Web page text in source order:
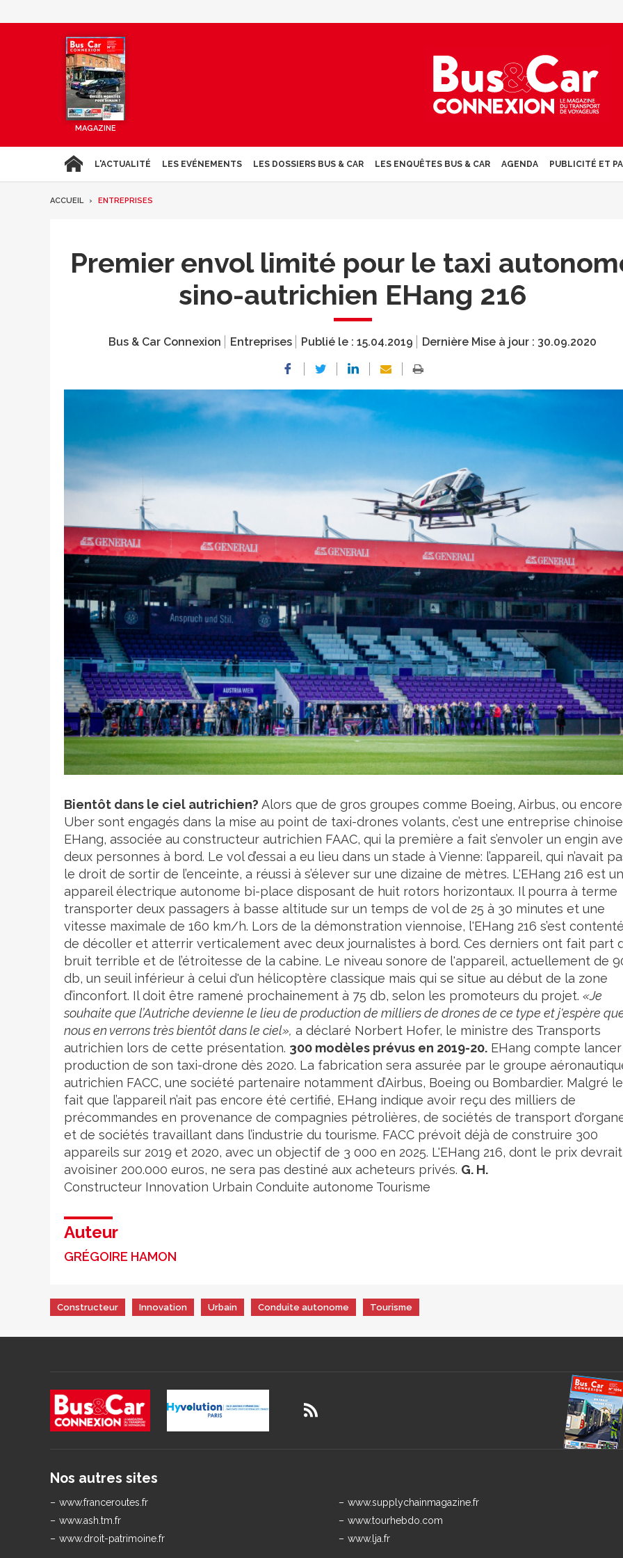
MAGAZINE
L'ACTUALITÉ LES EVÉNEMENTS LES DOSSIERS BUS & CAR LES ENQUÊTES BUS & CAR AGENDA PUBLICITÉ ET
ACCUEIL ENTREPRISES
Premier envol limité pour le taxi
sino-autrichien EHang 216
Bus & Car Connexion Entreprises Publié le : 15.04.2019 Dernière Mise à jour : 30.09.2020
Crédit photo
Bientôt dans le ciel autrichien? Alors que de gros groupes comme Boeing, Airbus, ou encore
Uber sont engagés dans la mise au point de taxi-drones volants, c’est une entreprise
EHang, associée au constructeur autrichien FAAC, qui la première a fait s’envoler un engin
deux personnes à bord. Le vol d’essai a eu lieu dans un stade à Vienne: l’appareil, qui n’avait
le droit de sortir de l’enceinte, a réussi à s’élever sur une dizaine de mètres. L'EHang 216 est un
appareil électrique autonome bi-place disposant de huit rotors horizontaux. Il pourra à terme
transporter deux passagers à basse altitude sur un temps de vol de 25 à 30 minutes et une
vitesse maximale de 160 km/h. Lors de la démonstration viennoise, l'EHang 216 s’est contenté
de décoller et atterrir verticalement avec deux journalistes à bord. Ces derniers ont fait part
bruit terrible et de l’étroitesse de la cabine. Le niveau sonore de l'appareil, actuellement de
db, un seuil inférieur à celui d'un hélicoptère classique mais qui se situe au début de la zone
d’inconfort. Il doit être ramené prochainement à 75 db, selon les promoteurs du projet. «Je
souhaite que l’Autriche devienne le lieu de production de milliers de drones de ce type et j'espère
nous en verrons très bientôt dans le ciel», a déclaré Norbert Hofer, le ministre des Transports
autrichien lors de cette présentation. 300 modèles prévus en 2019-20. EHang compte
production de son taxi-drone dès 2020. La fabrication sera assurée par le groupe
autrichien FACC, une société partenaire notamment d’Airbus, Boeing ou Bombardier. Malgré le
fait que l’appareil n’ait pas encore été certifié, EHang indique avoir reçu des milliers de
précommandes en provenance de compagnies pétrolières, de sociétés de transport
et de sociétés travaillant dans l’industrie du tourisme. FACC prévoit déjà de construire 300
appareils sur 2019 et 2020, avec un objectif de 3 000 en 2025. L'EHang 216, dont le prix devrait
avoisiner 200.000 euros, ne sera pas destiné aux acheteurs privés. G. H.
Constructeur Innovation Urbain Conduite autonome Tourisme
Auteur
GRÉGOIRE HAMON
Constructeur Innovation Urbain Conduite autonome Tourisme
Nos autres sites
www.franceroutes.fr
www.supplychainmagazine.fr
www.ash.tm.fr
www.tourhebdo.com
www.droit-patrimoine.fr
www.lja.fr